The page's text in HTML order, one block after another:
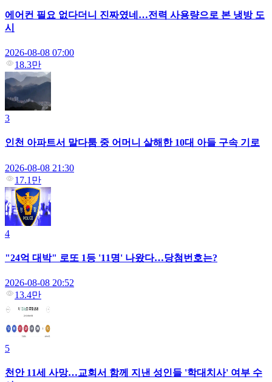
에어컨 필요 없다더니 진짜였네…전력 사용량으로 본 냉방 도
시
2026-08-08 07:00
18.3만
3
인천 아파트서 말다툼 중 어머니 살해한 10대 아들 구속 기로
2026-08-08 21:30
17.1만
4
"24억 대박" 로또 1등 '11명' 나왔다…당첨번호는?
2026-08-08 20:52
13.4만
5
천안 11세 사망…교회서 함께 지낸 성인들 '학대치사' 여부 수